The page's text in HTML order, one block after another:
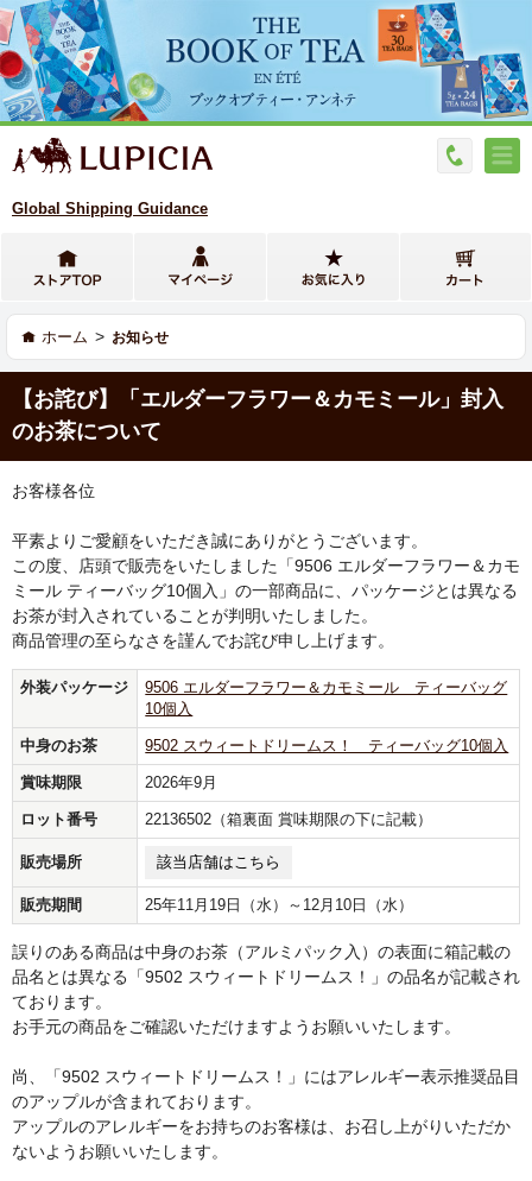
Global Shipping Guidance
ホーム > お知らせ
【お詫び】「エルダーフラワー＆カモミール」封入
のお茶について
お客様各位
平素よりご愛顧をいただき誠にありがとうございます。
この度、店頭で販売をいたしました「9506 エルダーフラワー＆カモ
ミール ティーバッグ10個入」の一部商品に、パッケージとは異なる
お茶が封入されていることが判明いたしました。
商品管理の至らなさを謹んでお詫び申し上げます。
外装パッケージ
9506 エルダーフラワー＆カモミール ティーバッグ
10個入
中身のお茶 9502 スウィートドリームス！ ティーバッグ10個入
賞味期限 2026年9月
ロット番号 22136502（箱裏面 賞味期限の下に記載）
販売場所 該当店舗はこちら
販売期間 25年11月19日（水）～12月10日（水）
誤りのある商品は中身のお茶（アルミパック入）の表面に箱記載の
品名とは異なる「9502 スウィートドリームス！」の品名が記載され
ております。
お手元の商品をご確認いただけますようお願いいたします。
尚、「9502 スウィートドリームス！」にはアレルギー表示推奨品目
のアップルが含まれております。
アップルのアレルギーをお持ちのお客様は、お召し上がりいただか
ないようお願いいたします。